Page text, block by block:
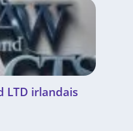
LTD irlandais